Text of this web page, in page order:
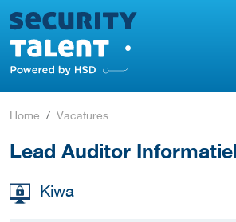
Home Vacatures
Lead Auditor
Kiwa